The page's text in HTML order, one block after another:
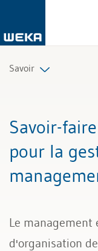
Savoir
Gestion et
Compétences
Droit
Savoir-
pour la
Le management
d'organisation